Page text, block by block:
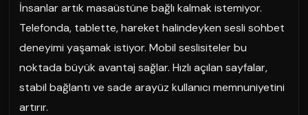
İnsanlar artık masaüstüne bağlı kalmak istemiyor.
Telefonda, tablette, hareket halindeyken sesli sohbet
deneyimi yaşamak istiyor. Mobil seslisiteler bu
noktada büyük avantaj sağlar. Hızlı açılan sayfalar,
stabil bağlantı ve sade arayüz kullanıcı memnuniyetini
artırır.